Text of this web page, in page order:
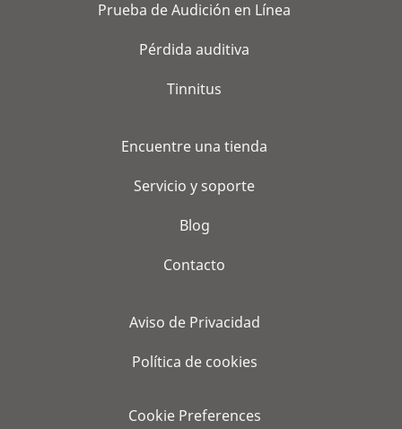
Prueba de Audición en Línea
Pérdida auditiva
Tinnitus
Encuentre una tienda
Servicio y soporte
Blog
Contacto
Aviso de Privacidad
Política de cookies
Cookie Preferences